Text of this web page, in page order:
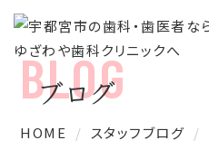
ブログ
HOME スタッフブログ